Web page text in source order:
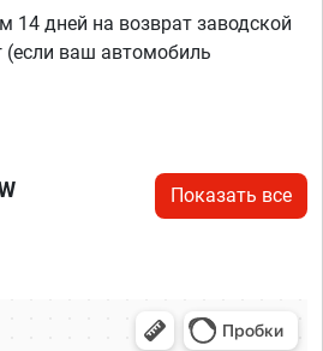
14 дней на возврат заводской
(если ваш автомобиль
Показать все